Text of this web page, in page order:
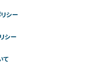
シー
シー
て